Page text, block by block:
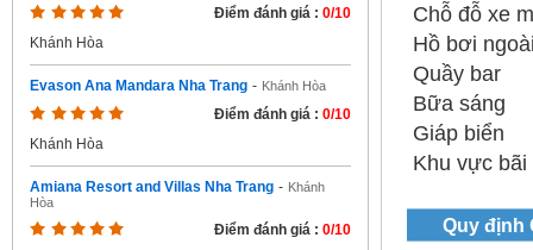
Điểm đánh giá : 0/10
Khánh Hòa
Evason Ana Mandara Nha Trang - Khánh Hòa
Điểm đánh giá : 0/10
Khánh Hòa
Amiana Resort and Villas Nha Trang - Khánh
Hòa
Điểm đánh giá : 0/10
Chỗ đỗ xe
Hồ bơi
Quầy bar
Bữa sáng
Giáp biển
Khu vực bãi
Quy định